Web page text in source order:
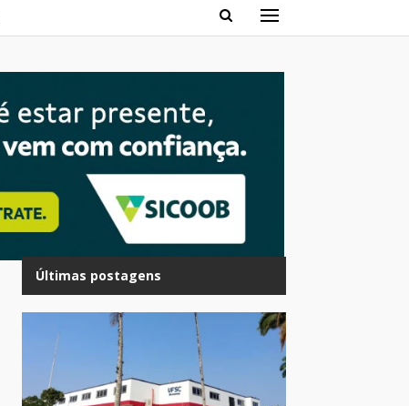
Últimas postagens